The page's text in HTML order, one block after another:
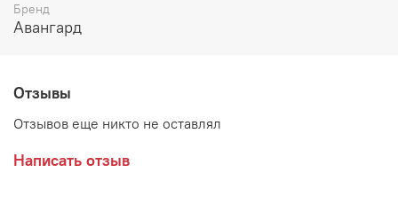
Бренд
Авангард
Отзывы
Отзывов еще никто не оставлял
Написать отзыв